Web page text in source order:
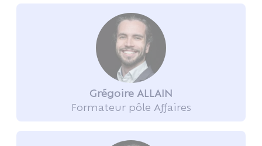
Grégoire ALLAIN
Formateur pôle Affaires